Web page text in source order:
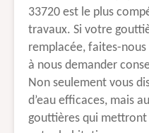
33720 est le plus
travaux. Si votre
remplacée, faites-nous
à nous demander
Non seulement vous
d’eau efficaces, mais
gouttières qui mettront